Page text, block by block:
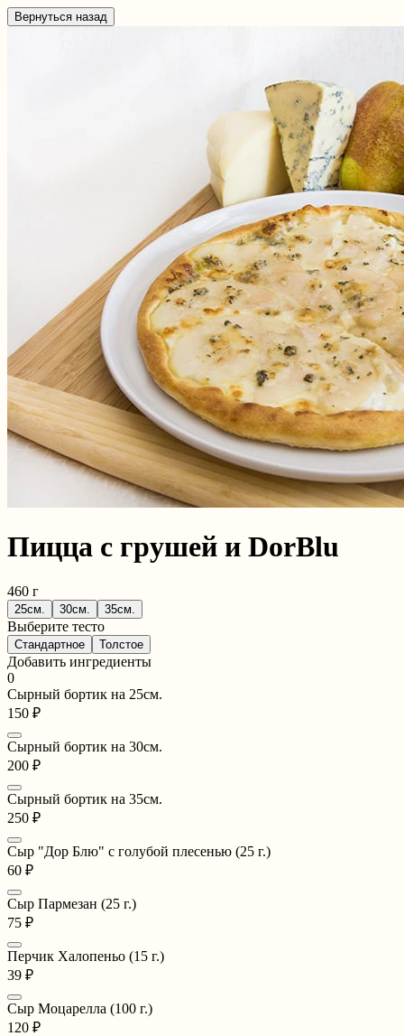
Вернуться назад
Пицца с грушей и DorBlu
460 г
25см. 30см. 35см.
Выберите тесто
Стандартное Толстое
Добавить ингредиенты
0
Сырный бортик на 25см.
150 ₽
Сырный бортик на 30см.
200 ₽
Сырный бортик на 35см.
250 ₽
Сыр "Дор Блю" с голубой плесенью (25 г.)
60 ₽
Сыр Пармезан (25 г.)
75 ₽
Перчик Халопеньо (15 г.)
39 ₽
Сыр Моцарелла (100 г.)
120 ₽